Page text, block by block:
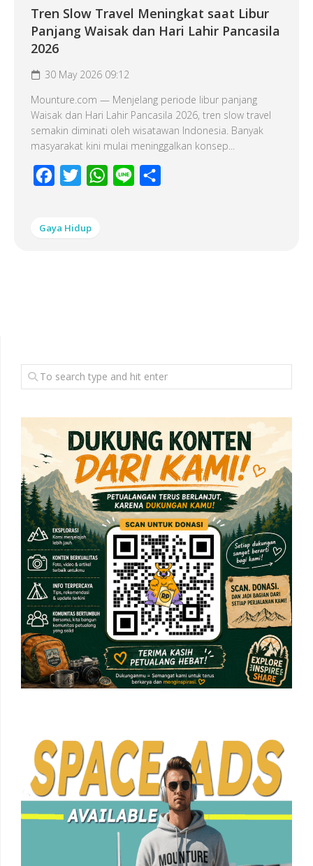
Tren Slow Travel Meningkat saat Libur
Panjang Waisak dan Hari Lahir Pancasila
2026
30 May 2026 09:12
Mounture.com — Menjelang periode libur panjang
Waisak dan Hari Lahir Pancasila 2026, tren slow travel
semakin diminati oleh wisatawan Indonesia. Banyak
masyarakat kini mulai meninggalkan konsep...
Facebook
Twitter WhatsApp
Line
Gaya Hidup